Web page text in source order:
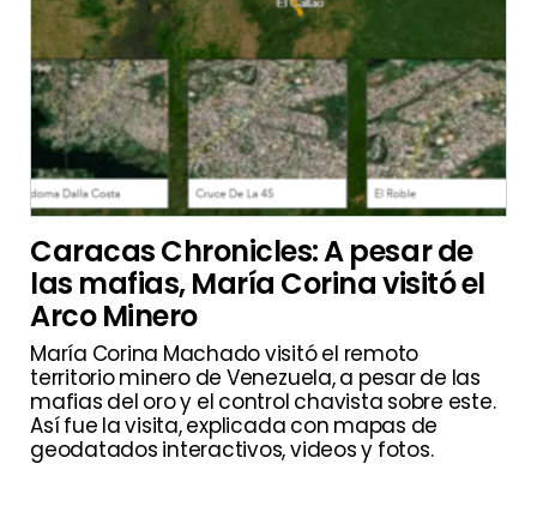
Caracas Chronicles: A pesar de
las mafias, María Corina visitó el
Arco Minero
María Corina Machado visitó el remoto
territorio minero de Venezuela, a pesar de las
mafias del oro y el control chavista sobre este.
Así fue la visita, explicada con mapas de
geodatados interactivos, videos y fotos.